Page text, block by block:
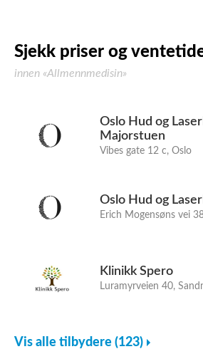
Sjekk priser og
innen «Allmennmedisin»
Oslo Hud og
Majorstuen
Vibes gate 12 c, Oslo
Oslo Hud og
Erich Mogensøns vei
Klinikk Spero
Luramyrveien 40,
Vis alle tilbydere (123)